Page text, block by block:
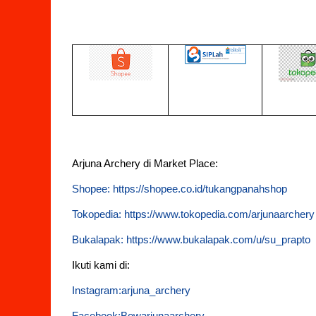
Arjuna Archery di Market Place:
Shopee: https://shopee.co.id/tukangpanahshop
Tokopedia: https://www.tokopedia.com/arjunaarchery
Bukalapak: https://www.bukalapak.com/u/su_prapto
Ikuti kami di:
Instagram:arjuna_archery